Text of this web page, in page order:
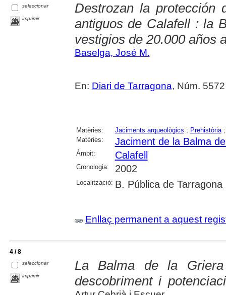
seleccionar
imprimir
Destrozan la protección
antiguos de Calafell : la
vestigios de 20.000 años
Baselga, José M.
En: Diari de Tarragona, Núm.
Matèries: Jaciments arqueològics ; Prehistòria
Matèries:
Jaciment de la Balma
Àmbit: Calafell
Cronologia: 2002
Localització: B. Pública de Tarragona
Enllaç permanent a aquest
4 / 8
seleccionar
imprimir
La Balma de la
descobriment i